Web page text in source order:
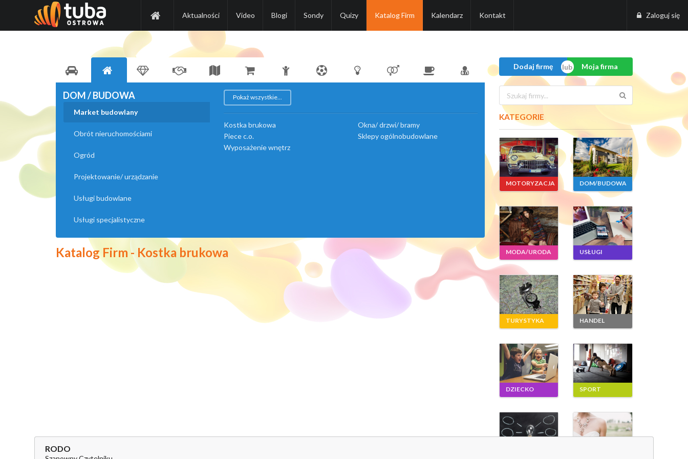
Aktualności Video Blogi Sondy Quizy Katalog Firm Kalendarz Kontakt Zaloguj się
DOM / BUDOWA
Market budowlany
Obrót nieruchomościami
Ogród
Projektowanie/ urządzanie
Usługi budowlane
Usługi specjalistyczne
Pokaż wszystkie...
Kostka brukowa
Piece c.o.
Wyposażenie wnętrz
Okna/ drzwi/ bramy
Sklepy ogólnobudowlane
Katalog Firm - Kostka brukowa
Dodaj firmę Moja firma
KATEGORIE
MOTORYZACJA DOM/BUDOWA
MODA/URODA USŁUGI
TURYSTYKA HANDEL
DZIECKO SPORT
RODO